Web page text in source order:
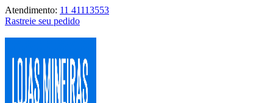
Atendimento: 11 41113553
Rastreie seu pedido